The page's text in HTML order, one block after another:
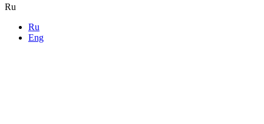
Ru
Ru
Eng